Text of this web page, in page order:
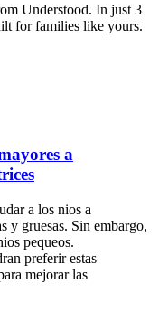
Understood. In just 3
for families like yours.
a
a los nios a
y gruesas. Sin embargo,
pequeos.
preferir estas
mejorar las